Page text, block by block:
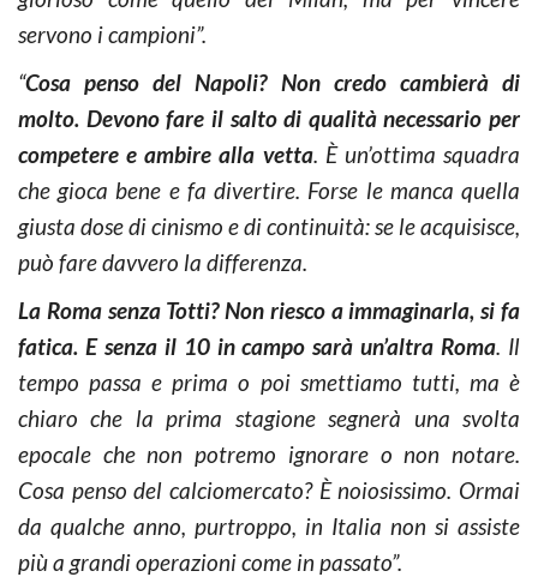
servono i campioni”.
“Cosa penso del Napoli? Non credo cambierà di
molto. Devono fare il salto di qualità necessario per
competere e ambire alla vetta. È un’ottima squadra
che gioca bene e fa divertire. Forse le manca quella
giusta dose di cinismo e di continuità: se le acquisisce,
può fare davvero la differenza.
La Roma senza Totti? Non riesco a immaginarla, si fa
fatica. E senza il 10 in campo sarà un’altra Roma. Il
tempo passa e prima o poi smettiamo tutti, ma è
chiaro che la prima stagione segnerà una svolta
epocale che non potremo ignorare o non notare.
Cosa penso del calciomercato? È noiosissimo. Ormai
da qualche anno, purtroppo, in Italia non si assiste
più a grandi operazioni come in passato”.